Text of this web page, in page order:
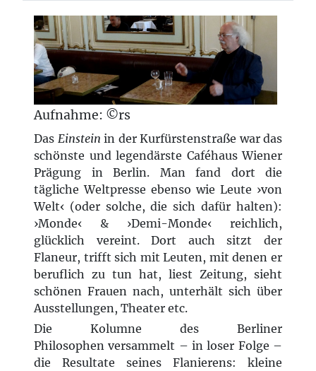
Aufnahme: ©rs
Das Einstein in der Kurfürstenstraße war das
schönste und legendärste Caféhaus Wiener
Prägung in Berlin. Man fand dort die
tägliche Weltpresse ebenso wie Leute ›von
Welt‹ (oder solche, die sich dafür halten):
›Monde‹ & ›Demi-Monde‹ reichlich,
glücklich vereint. Dort auch sitzt der
Flaneur, trifft sich mit Leuten, mit denen er
beruflich zu tun hat, liest Zeitung, sieht
schönen Frauen nach, unterhält sich über
Ausstellungen, Theater etc.
Die Kolumne des Berliner
Philosophen versammelt – in loser Folge –
die Resultate seines Flanierens: kleine